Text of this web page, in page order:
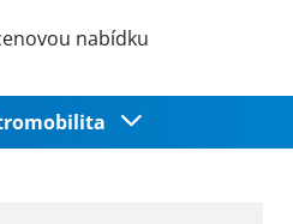
nabídku